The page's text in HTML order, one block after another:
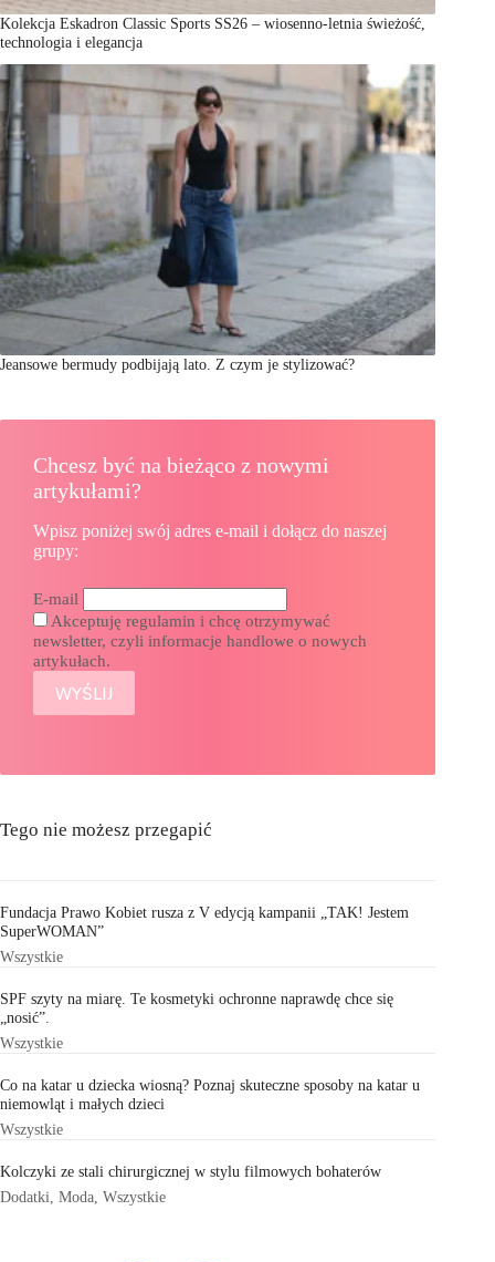
Kolekcja Eskadron Classic Sports SS26 – wiosenno-letnia świeżość,
technologia i elegancja
Jeansowe bermudy podbijają lato. Z czym je stylizować?
Chcesz być na bieżąco z nowymi
artykułami?
Wpisz poniżej swój adres e-mail i dołącz do naszej
grupy:
E-mail
Akceptuję regulamin i chcę otrzymywać
newsletter, czyli informacje handlowe o nowych
artykułach.
Tego nie możesz przegapić
Fundacja Prawo Kobiet rusza z V edycją kampanii „TAK! Jestem
SuperWOMAN”
Wszystkie
SPF szyty na miarę. Te kosmetyki ochronne naprawdę chce się
„nosić”.
Wszystkie
Co na katar u dziecka wiosną? Poznaj skuteczne sposoby na katar u
niemowląt i małych dzieci
Wszystkie
Kolczyki ze stali chirurgicznej w stylu filmowych bohaterów
Dodatki Moda Wszystkie